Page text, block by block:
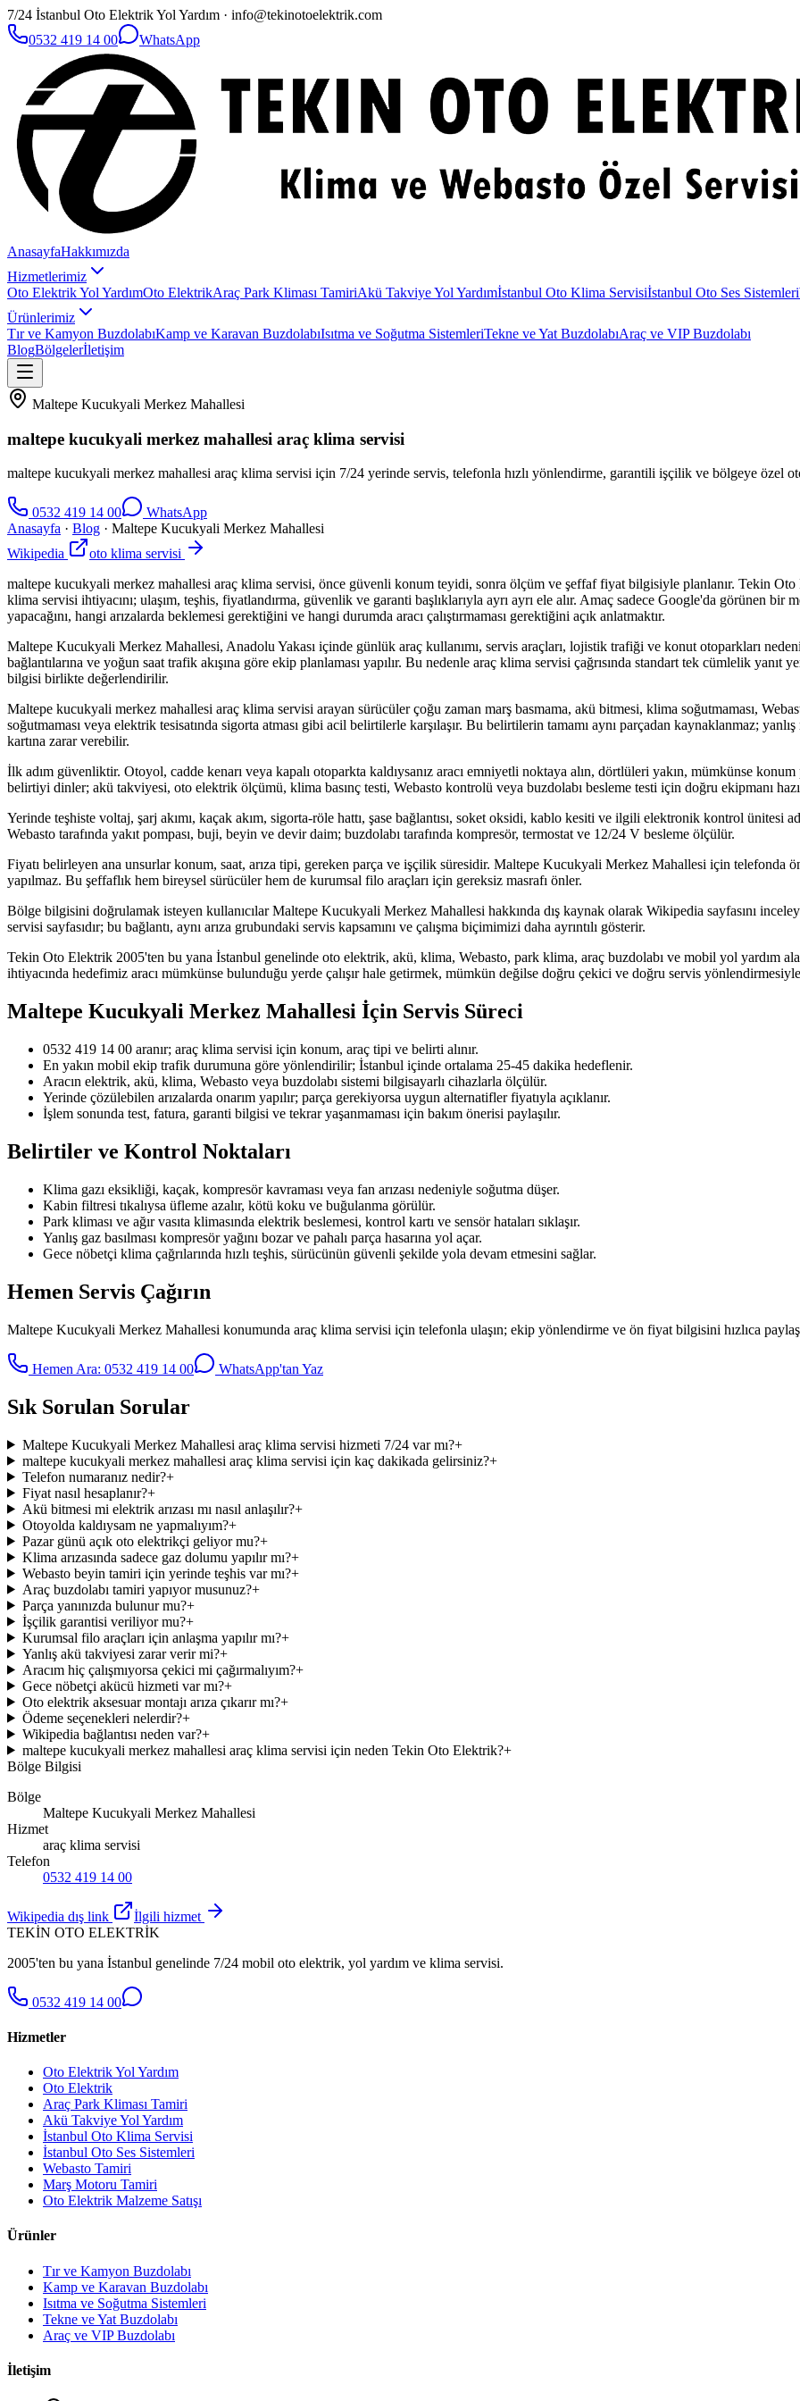
7/24 İstanbul Oto Elektrik Yol Yardım · info@tekinotoelektrik.com
0532 419 14 00
WhatsApp
AnasayfaHakkımızda
Hizmetlerimiz
Oto Elektrik Yol YardımOto ElektrikAraç Park Kliması TamiriAkü Takviye Yol Yardımİstanbul Oto Klima Servisiİstanbul Oto Ses Sistemleri
Ürünlerimiz
Tır ve Kamyon BuzdolabıKamp ve Karavan BuzdolabıIsıtma ve Soğutma SistemleriTekne ve Yat BuzdolabıAraç ve VIP Buzdolabı
BlogBölgelerİletişim
Maltepe Kucukyali Merkez Mahallesi
maltepe kucukyali merkez mahallesi araç klima servisi
maltepe kucukyali merkez mahallesi araç klima servisi için 7/24 yerinde servis, telefonla hızlı yönlendirme, garantili işçilik ve bölgeye özel
0532 419 14 00
WhatsApp
Anasayfa · Blog · Maltepe Kucukyali Merkez Mahallesi
Wikipedia
oto klima servisi
maltepe kucukyali merkez mahallesi araç klima servisi, önce güvenli konum teyidi, sonra ölçüm ve şeffaf fiyat bilgisiyle planlanır. Tekin
klima servisi ihtiyacını; ulaşım, teşhis, fiyatlandırma, güvenlik ve garanti başlıklarıyla ayrı ayrı ele alır. Amaç sadece Google'da görünen
yapacağını, hangi arızalarda beklemesi gerektiğini ve hangi durumda aracı çalıştırmaması gerektiğini açık anlatmaktır.
Maltepe Kucukyali Merkez Mahallesi, Anadolu Yakası içinde günlük araç kullanımı, servis araçları, lojistik trafiği ve konut otoparkları
bağlantılarına ve yoğun saat trafik akışına göre ekip planlaması yapılır. Bu nedenle araç klima servisi çağrısında standart tek cümlelik
bilgisi birlikte değerlendirilir.
Maltepe kucukyali merkez mahallesi araç klima servisi arayan sürücüler çoğu zaman marş basmama, akü bitmesi, klima soğutmaması,
soğutmaması veya elektrik tesisatında sigorta atması gibi acil belirtilerle karşılaşır. Bu belirtilerin tamamı aynı parçadan kaynaklanmaz;
kartına zarar verebilir.
İlk adım güvenliktir. Otoyol, cadde kenarı veya kapalı otoparkta kaldıysanız aracı emniyetli noktaya alın, dörtlüleri yakın, mümkünse
belirtiyi dinler; akü takviyesi, oto elektrik ölçümü, klima basınç testi, Webasto kontrolü veya buzdolabı besleme testi için doğru ekipmanı
Yerinde teşhiste voltaj, şarj akımı, kaçak akım, sigorta-röle hattı, şase bağlantısı, soket oksidi, kablo kesiti ve ilgili elektronik kontrol ünitesi
Webasto tarafında yakıt pompası, buji, beyin ve devir daim; buzdolabı tarafında kompresör, termostat ve 12/24 V besleme ölçülür.
Fiyatı belirleyen ana unsurlar konum, saat, arıza tipi, gereken parça ve işçilik süresidir. Maltepe Kucukyali Merkez Mahallesi için telefonda
yapılmaz. Bu şeffaflık hem bireysel sürücüler hem de kurumsal filo araçları için gereksiz masrafı önler.
Bölge bilgisini doğrulamak isteyen kullanıcılar Maltepe Kucukyali Merkez Mahallesi hakkında dış kaynak olarak Wikipedia sayfasını
servisi sayfasıdır; bu bağlantı, aynı arıza grubundaki servis kapsamını ve çalışma biçimimizi daha ayrıntılı gösterir.
Tekin Oto Elektrik 2005'ten bu yana İstanbul genelinde oto elektrik, akü, klima, Webasto, park klima, araç buzdolabı ve mobil yol yardım
ihtiyacında hedefimiz aracı mümkünse bulunduğu yerde çalışır hale getirmek, mümkün değilse doğru çekici ve doğru servis
Maltepe Kucukyali Merkez Mahallesi İçin Servis Süreci
0532 419 14 00 aranır; araç klima servisi için konum, araç tipi ve belirti alınır.
En yakın mobil ekip trafik durumuna göre yönlendirilir; İstanbul içinde ortalama 25-45 dakika hedeflenir.
Aracın elektrik, akü, klima, Webasto veya buzdolabı sistemi bilgisayarlı cihazlarla ölçülür.
Yerinde çözülebilen arızalarda onarım yapılır; parça gerekiyorsa uygun alternatifler fiyatıyla açıklanır.
İşlem sonunda test, fatura, garanti bilgisi ve tekrar yaşanmaması için bakım önerisi paylaşılır.
Belirtiler ve Kontrol Noktaları
Klima gazı eksikliği, kaçak, kompresör kavraması veya fan arızası nedeniyle soğutma düşer.
Kabin filtresi tıkalıysa üfleme azalır, kötü koku ve buğulanma görülür.
Park kliması ve ağır vasıta klimasında elektrik beslemesi, kontrol kartı ve sensör hataları sıklaşır.
Yanlış gaz basılması kompresör yağını bozar ve pahalı parça hasarına yol açar.
Gece nöbetçi klima çağrılarında hızlı teşhis, sürücünün güvenli şekilde yola devam etmesini sağlar.
Hemen Servis Çağırın
Maltepe Kucukyali Merkez Mahallesi konumunda araç klima servisi için telefonla ulaşın; ekip yönlendirme ve ön fiyat bilgisini hızlıca
Hemen Ara: 0532 419 14 00 WhatsApp'tan Yaz
Sık Sorulan Sorular
Maltepe Kucukyali Merkez Mahallesi araç klima servisi hizmeti 7/24 var mı?+
maltepe kucukyali merkez mahallesi araç klima servisi için kaç dakikada gelirsiniz?+
Telefon numaranız nedir?+
Fiyat nasıl hesaplanır?+
Akü bitmesi mi elektrik arızası mı nasıl anlaşılır?+
Otoyolda kaldıysam ne yapmalıyım?+
Pazar günü açık oto elektrikçi geliyor mu?+
Klima arızasında sadece gaz dolumu yapılır mı?+
Webasto beyin tamiri için yerinde teşhis var mı?+
Araç buzdolabı tamiri yapıyor musunuz?+
Parça yanınızda bulunur mu?+
İşçilik garantisi veriliyor mu?+
Kurumsal filo araçları için anlaşma yapılır mı?+
Yanlış akü takviyesi zarar verir mi?+
Aracım hiç çalışmıyorsa çekici mi çağırmalıyım?+
Gece nöbetçi akücü hizmeti var mı?+
Oto elektrik aksesuar montajı arıza çıkarır mı?+
Ödeme seçenekleri nelerdir?+
Wikipedia bağlantısı neden var?+
maltepe kucukyali merkez mahallesi araç klima servisi için neden Tekin Oto Elektrik?+
Bölge Bilgisi
Bölge
Maltepe Kucukyali Merkez Mahallesi
Hizmet
araç klima servisi
Telefon
0532 419 14 00
Wikipedia dış link
İlgili hizmet
TEKİN OTO ELEKTRİK
2005'ten bu yana İstanbul genelinde 7/24 mobil oto elektrik, yol yardım ve klima servisi.
0532 419 14 00
Hizmetler
Oto Elektrik Yol Yardım
Oto Elektrik
Araç Park Kliması Tamiri
Akü Takviye Yol Yardım
İstanbul Oto Klima Servisi
İstanbul Oto Ses Sistemleri
Webasto Tamiri
Marş Motoru Tamiri
Oto Elektrik Malzeme Satışı
Ürünler
Tır ve Kamyon Buzdolabı
Kamp ve Karavan Buzdolabı
Isıtma ve Soğutma Sistemleri
Tekne ve Yat Buzdolabı
Araç ve VIP Buzdolabı
İletişim